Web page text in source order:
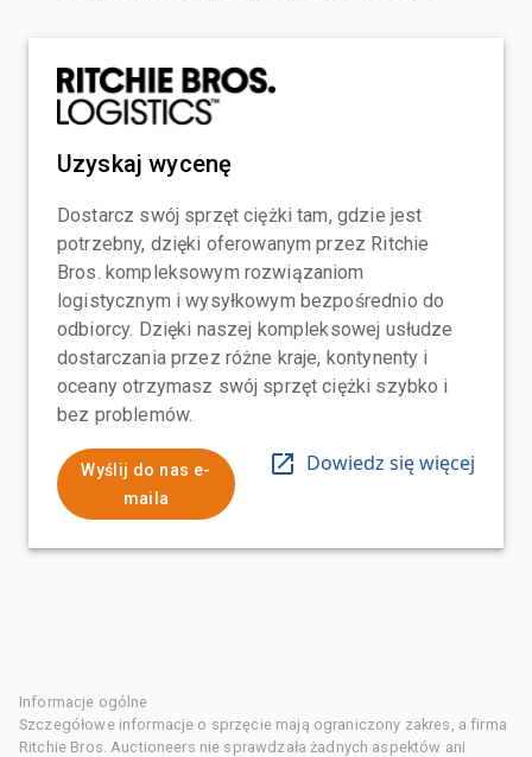
Uzyskaj wycenę
Dostarcz swój sprzęt ciężki tam, gdzie jest
potrzebny, dzięki oferowanym przez Ritchie
Bros. kompleksowym rozwiązaniom
logistycznym i wysyłkowym bezpośrednio do
odbiorcy. Dzięki naszej kompleksowej usłudze
dostarczania przez różne kraje, kontynenty i
oceany otrzymasz swój sprzęt ciężki szybko i
bez problemów.
Wyślij do nas e-
maila
Dowiedz się więcej
Informacje ogólne
Szczegółowe informacje o sprzęcie mają ograniczony zakres, a firma
Ritchie Bros. Auctioneers nie sprawdzała żadnych aspektów ani